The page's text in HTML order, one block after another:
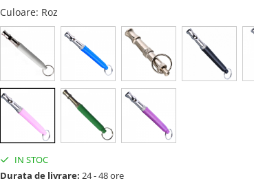
Culoare: Roz
IN STOC
Durata de livrare: 24 - 48 ore